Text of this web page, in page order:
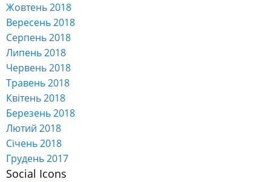
Жовтень 2018
Вересень 2018
Серпень 2018
Липень 2018
Червень 2018
Травень 2018
Квітень 2018
Березень 2018
Лютий 2018
Січень 2018
Грудень 2017
Social Icons